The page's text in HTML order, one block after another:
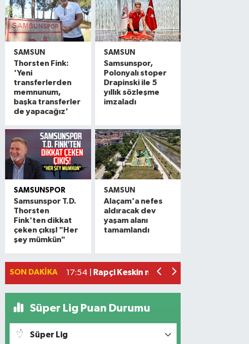
SAMSUN
Thorsten Fink:
'Yeni
transferlerden
memnunum,
başka transferler
de yapacağız'
SAMSUN
Samsunspor,
Polonyalı stoper
Drapinski ile 5
yıllık sözleşme
imzaladı
SAMSUNSPOR
Samsunspor T.D.
Thorsten
Fink'ten dikkat
çeken çıkış! "Her
şey mümkün"
SAMSUN
Alaçam'a nefes
aldıracak dev
yaşam alanı
tamamlandı
SON DAKIKA
20:16 |
Alaçam çileği reçel oldu: Hedef
19:06 |
Hafif ticari araç ile motosiklet çarpıştı:
17:36 |
Havza'da zincirleme trafik kazası: 2
Süper Lig Puan Durumu
Süper Lig